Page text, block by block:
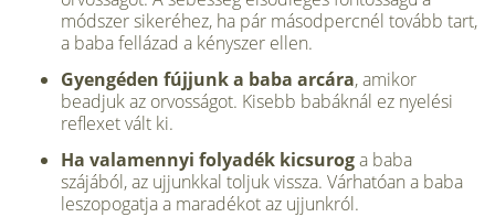
módszer sikeréhez, ha pár másodpercnél tovább tart,
a baba fellázad a kényszer ellen.
Gyengéden fújjunk a baba arcára, ami­kor
beadjuk az orvosságot. Kisebb ba­báknál ez nyelési
reflexet vált ki.
Ha valamennyi folyadék kicsuroga baba
szájából, az ujjunkkal toljuk vissza. Várhatóan a baba
leszopogatja a mara­dékot az ujjunkról.